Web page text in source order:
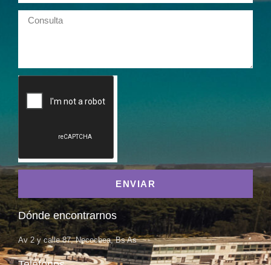
ENVIAR
Dónde encontrarnos
Av 2 y calle 87, Necochea, Bs As